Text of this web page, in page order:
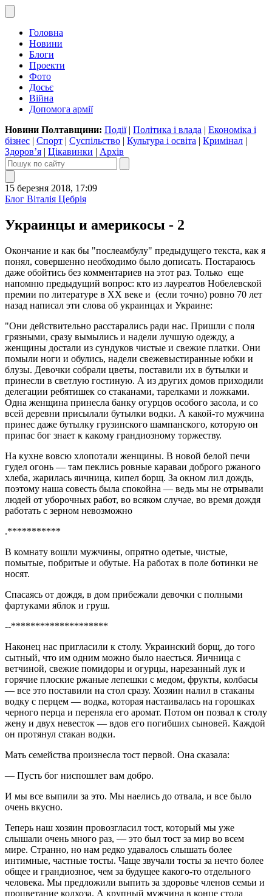
Головна
Новини
Блоги
Проекти
Фото
Досьє
Війна
Допомога армії
Новини Полтавщини: Події| Політика і влада | Економіка і
бізнес | Спорт | Суспільство | Культура і освіта | Кримінал |
Здоров’я | Цікавинки | Архів
15 березня 2018, 17:09
Блог Віталія Цебрія
Украинцы и америкосы - 2
Окончание и как бы "послеамбулу" предыдущего текста, как я
понял, совершенно необходимо было дописать. Постараюсь
даже обойтись без комментариев на этот раз. Только еще
напомню предыдущий вопрос: кто из лауреатов Нобелевской
премии по литературе в ХХ веке и (если точно) ровно 70 лет
назад написал эти слова об украинцах и Украине:
"Они действительно расстарались ради нас. Пришли с поля
грязными, сразу вымылись и надели лучшую одежду, а
женщины достали из сундуков чистые и свежие платки. Они
помыли ноги и обулись, надели свежевыстиранные юбки и
блузы. Девочки собрали цветы, поставили их в бутылки и
принесли в светлую гостиную. А из других домов приходили
делегации ребятишек со стаканами, тарелками и ложками.
Одна женщина принесла банку огурцов особого засола, и со
всей деревни присылали бутылки водки. А какой-то мужчина
принес даже бутылку грузинского шампанского, которую он
припас бог знает к какому грандиозному торжеству.
На кухне вовсю хлопотали женщины. В новой белой печи
гудел огонь ― там пеклись ровные караваи доброго ржаного
хлеба, жарилась яичница, кипел борщ. За окном лил дождь,
поэтому наша совесть была спокойна ― ведь мы не отрывали
людей от уборочных работ, во всяком случае, во время дождя
работать с зерном невозможно
.***********
В комнату вошли мужчины, опрятно одетые, чистые,
помытые, побритые и обутые. На работах в поле ботинки не
носят.
Спасаясь от дождя, в дом прибежали девочки с полными
фартуками яблок и груш.
--********************
Наконец нас пригласили к столу. Украинский борщ, до того
сытный, что им одним можно было наесться. Яичница с
ветчиной, свежие помидоры и огурцы, нарезанный лук и
горячие плоские ржаные лепешки с медом, фрукты, колбасы
― все это поставили на стол сразу. Хозяин налил в стаканы
водку с перцем ― водка, которая настаивалась на горошках
черного перца и переняла его аромат. Потом он позвал к столу
жену и двух невесток ― вдов его погибших сыновей. Каждой
он протянул стакан водки.
Мать семейства произнесла тост первой. Она сказала:
― Пусть бог ниспошлет вам добро.
И мы все выпили за это. Мы наелись до отвала, и все было
очень вкусно.
Теперь наш хозяин провозгласил тост, который мы уже
слышали очень много раз, ― это был тост за мир во всем
мире. Странно, но нам редко удавалось слышать более
интимные, частные тосты. Чаще звучали тосты за нечто более
общее и грандиозное, чем за будущее какого-то отдельного
человека. Мы предложили выпить за здоровье членов семьи и
процветание колхоза. А крупный мужчина в конце стола